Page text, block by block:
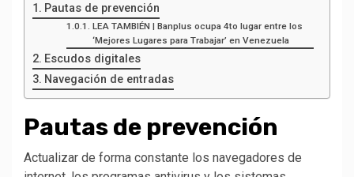
Pautas de prevención
LEA TAMBIÉN | Banplus ocupa 4to lugar entre los
‘Mejores Lugares para Trabajar’ en Venezuela
Escudos digitales
Navegación de entradas
Pautas de prevención
Actualizar de forma constante los navegadores de